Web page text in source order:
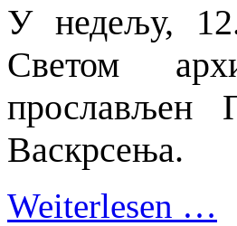
У недељу,
Светом
прослављен
Васкрсења.
Weiterlesen …